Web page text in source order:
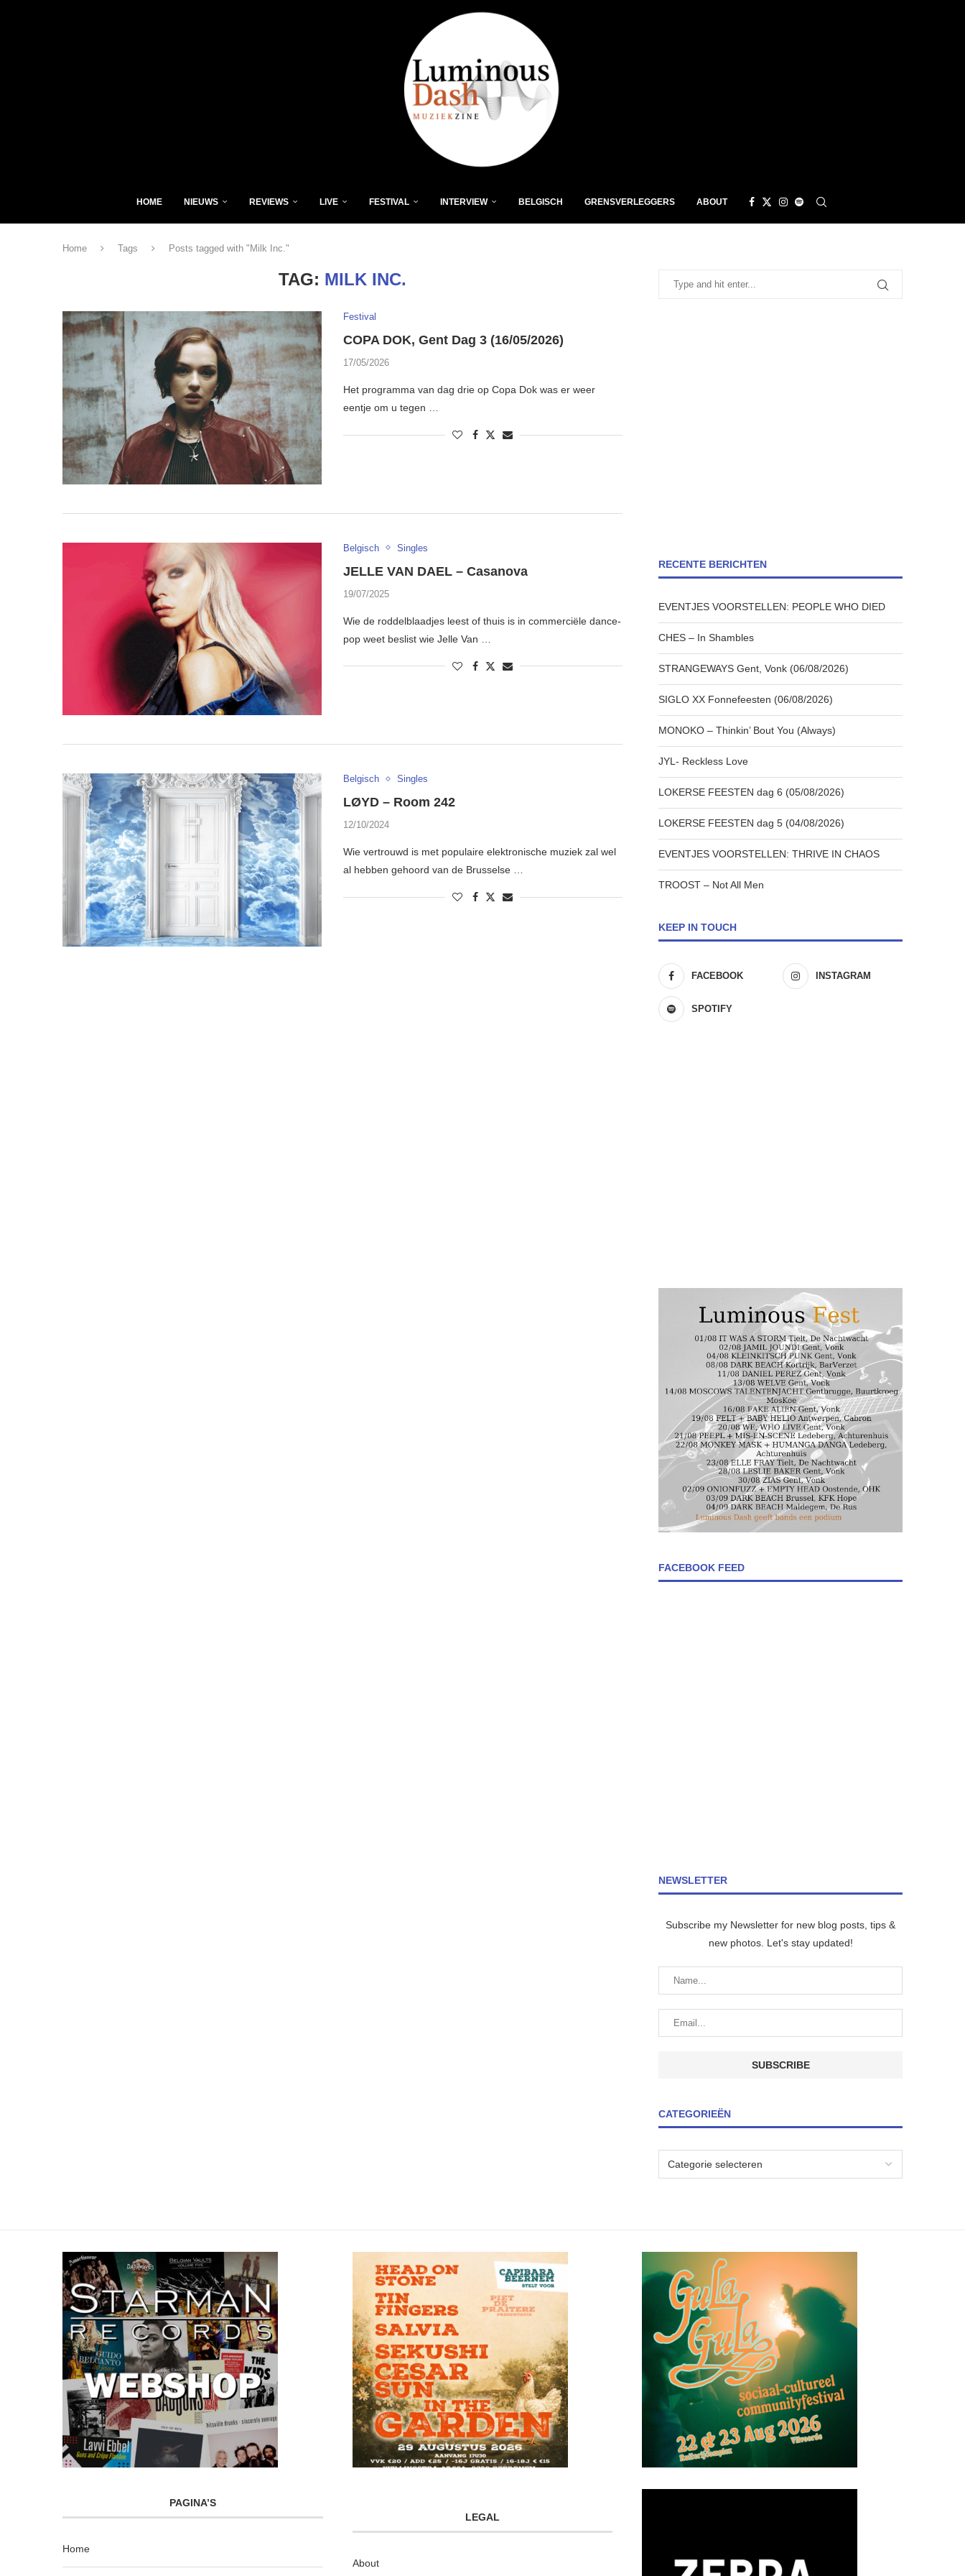
HOME NIEUWS REVIEWS LIVE FESTIVAL INTERVIEW BELGISCH GRENSVERLEGGERS ABOUT
Home Tags Posts tagged with "Milk Inc."
TAG: MILK INC.
Festival
COPA DOK, Gent Dag 3 (16/05/2026)
17/05/2026
Het programma van dag drie op Copa Dok was er weer
eentje om u tegen …
Belgisch Singles
JELLE VAN DAEL – Casanova
19/07/2025
Wie de roddelblaadjes leest of thuis is in commerciële dance-
pop weet beslist wie Jelle Van …
Belgisch Singles
LØYD – Room 242
12/10/2024
Wie vertrouwd is met populaire elektronische muziek zal wel
al hebben gehoord van de Brusselse …
RECENTE BERICHTEN
EVENTJES VOORSTELLEN: PEOPLE WHO DIED
CHES – In Shambles
STRANGEWAYS Gent, Vonk (06/08/2026)
SIGLO XX Fonnefeesten (06/08/2026)
MONOKO – Thinkin’ Bout You (Always)
JYL- Reckless Love
LOKERSE FEESTEN dag 6 (05/08/2026)
LOKERSE FEESTEN dag 5 (04/08/2026)
EVENTJES VOORSTELLEN: THRIVE IN CHAOS
TROOST – Not All Men
KEEP IN TOUCH
FACEBOOK INSTAGRAM
SPOTIFY
FACEBOOK FEED
NEWSLETTER
Subscribe my Newsletter for new blog posts, tips &
new photos. Let's stay updated!
CATEGORIEËN
PAGINA’S
Home
LEGAL
About